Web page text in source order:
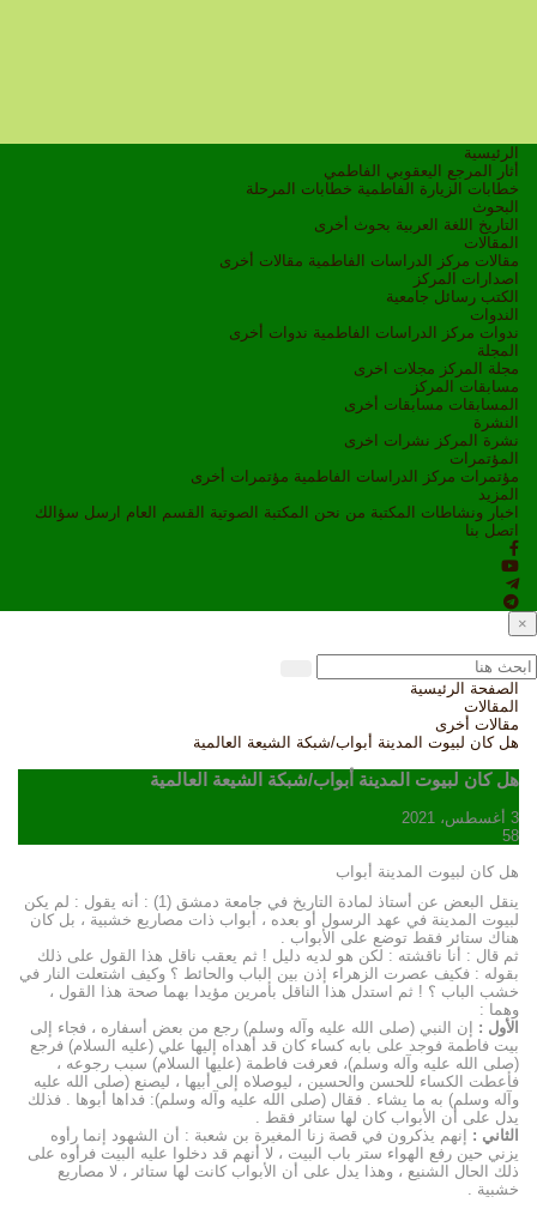
الرئيسية
أثار المرجع اليعقوبي الفاطمي
خطابات الزيارة الفاطمية خطابات المرحلة
البحوث
التاريخ
اللغة العربية بحوث أخرى
المقالات
مقالات مركز الدراسات الفاطمية مقالات أخرى
اصدارات المركز
الكتب رسائل جامعية
الندوات
ندوات مركز الدراسات الفاطمية ندوات أخرى
المجلة
مجلة المركز مجلات اخرى
مسابقات المركز
المسابقات مسابقات أخرى
النشرة
نشرة المركز نشرات اخرى
المؤتمرات
مؤتمرات مركز الدراسات الفاطمية مؤتمرات أخرى
المزيد
اخبار ونشاطات
المكتبة من نحن المكتبة الصوتية القسم العام ارسل سؤالك
اتصل بنا
×
الصفحة الرئيسية
المقالات
مقالات أخرى
هل كان لبيوت المدينة أبواب/شبكة الشيعة العالمية
هل كان لبيوت المدينة أبواب/شبكة الشيعة العالمية
3 أغسطس، 2021
58
هل كان لبيوت المدينة أبواب
ينقل البعض عن أستاذ لمادة التاريخ في جامعة دمشق (1) : أنه يقول : لم يكن
لبيوت المدينة في عهد الرسول أو بعده ، أبواب ذات مصاريع خشبية ، بل كان
هناك ستائر فقط توضع على الأبواب .
ثم قال : أنا ناقشته : لكن هو لديه دليل ! ثم يعقب ناقل هذا القول على ذلك
بقوله : فكيف عصرت الزهراء إذن بين الباب والحائط ؟ وكيف اشتعلت النار في
خشب الباب ؟ ! ثم استدل هذا الناقل بأمرين مؤيدا بهما صحة هذا القول ،
وهما :
الأول : إن النبي (صلى الله عليه وآله وسلم) رجع من بعض أسفاره ، فجاء إلى
بيت فاطمة فوجد على بابه كساء كان قد أهداه إليها علي (عليه السلام) فرجع
(صلى الله عليه وآله وسلم)، فعرفت فاطمة (عليها السلام) سبب رجوعه ،
فأعطت الكساء للحسن والحسين ، ليوصلاه إلى أبيها ، ليصنع (صلى الله عليه
وآله وسلم) به ما يشاء . فقال (صلى الله عليه وآله وسلم): فداها أبوها . فذلك
يدل على أن الأبواب كان لها ستائر فقط .
الثاني : إنهم يذكرون في قصة زنا المغيرة بن شعبة : أن الشهود إنما رأوه
يزني حين رفع الهواء ستر باب البيت ، لا أنهم قد دخلوا عليه البيت فرأوه على
ذلك الحال الشنيع ، وهذا يدل على أن الأبواب كانت لها ستائر ، لا مصاريع
خشبية .